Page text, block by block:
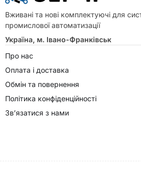
Вживані та нові комплектуючі для
промислової автоматизації
Україна, м. Івано-Франківськ
Про нас
Оплата і доставка
Обмін та повернення
Політика конфіденційності
Зв’язатися з нами